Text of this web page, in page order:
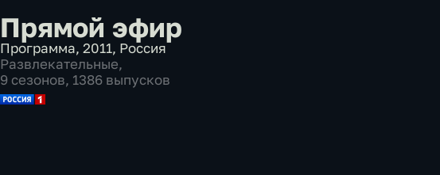
Прямой эфир
Программа, 2011, Россия
Развлекательные,
9 сезонов, 1386 выпусков